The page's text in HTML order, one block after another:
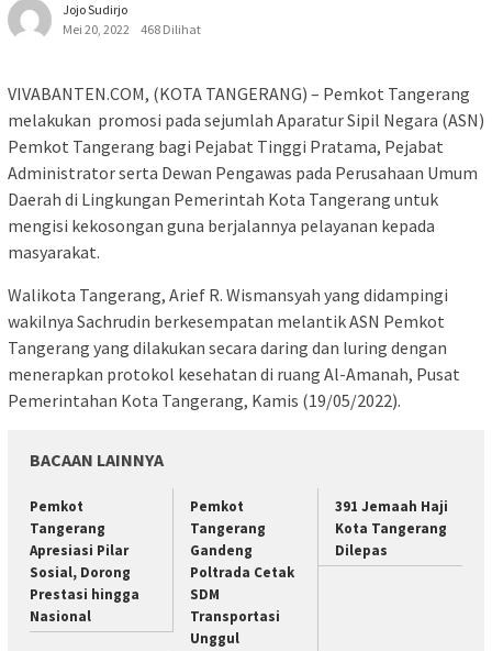
Jojo Sudirjo
Mei 20, 2022
468 Dilihat
VIVABANTEN.COM, (KOTA TANGERANG) – Pemkot Tangerang
melakukan promosi pada sejumlah Aparatur Sipil Negara (ASN)
Pemkot Tangerang bagi Pejabat Tinggi Pratama, Pejabat
Administrator serta Dewan Pengawas pada Perusahaan Umum
Daerah di Lingkungan Pemerintah Kota Tangerang untuk
mengisi kekosongan guna berjalannya pelayanan kepada
masyarakat.
Walikota Tangerang, Arief R. Wismansyah yang didampingi
wakilnya Sachrudin berkesempatan melantik ASN Pemkot
Tangerang yang dilakukan secara daring dan luring dengan
menerapkan protokol kesehatan di ruang Al-Amanah, Pusat
Pemerintahan Kota Tangerang, Kamis (19/05/2022).
BACAAN LAINNYA
Pemkot
Tangerang
Apresiasi Pilar
Sosial, Dorong
Prestasi hingga
Nasional
Pemkot
Tangerang
Gandeng
Poltrada Cetak
SDM
Transportasi
Unggul
391 Jemaah Haji
Kota Tangerang
Dilepas